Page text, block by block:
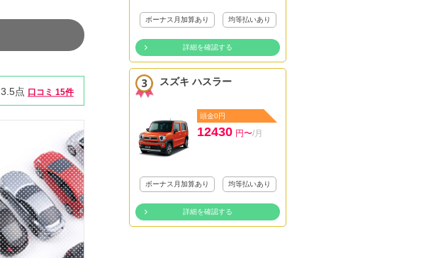
3.5点 口コミ 15件
ボーナス月加算あり 均等払いあり
詳細を確認する
スズキ ハスラー
頭金0円
12430 円〜/月
ボーナス月加算あり 均等払いあり
詳細を確認する